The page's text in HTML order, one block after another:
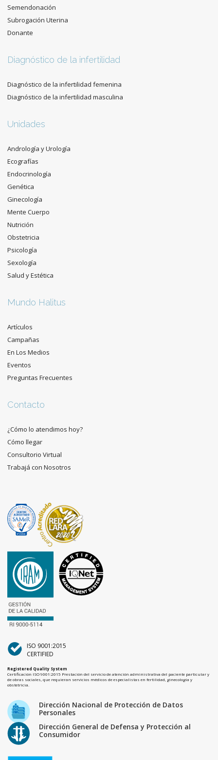
Semendonación
Subrogación Uterina
Donante
Diagnóstico de la infertilidad
Diagnóstico de la infertilidad femenina
Diagnóstico de la infertilidad masculina
Unidades
Andrología y Urología
Ecografías
Endocrinología
Genética
Ginecología
Mente Cuerpo
Nutrición
Obstetricia
Psicología
Sexología
Salud y Estética
Mundo Halitus
Artículos
Campañas
En Los Medios
Eventos
Preguntas Frecuentes
Contacto
¿Cómo lo atendimos hoy?
Cómo llegar
Consultorio Virtual
Trabajá con Nosotros
ISO 9001:2015
CERTIFIED
Registered Quality System
Certificación ISO 9001:2015 Prestación del servicio de atención administrativa del paciente particular y
de obras sociales, que requieran servicios médicos de especialistas en fertilidad, ginecología y
obstetricia.
Dirección Nacional de Protección de Datos
Personales
Dirección General de Defensa y Protección al
Consumidor